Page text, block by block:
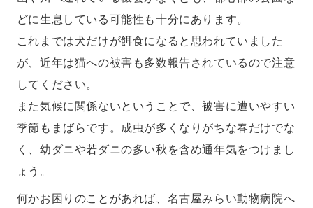
どに生息している可能性も十分にあります。
これまでは犬だけが餌食になると思われていました
が、近年は猫への被害も多数報告されているので注意
してください。
また気候に関係ないということで、被害に遭いやすい
季節もまばらです。成虫が多くなりがちな春だけでな
く、幼ダニや若ダニの多い秋を含め通年気をつけまし
ょう。
何かお困りのことがあれば、名古屋みらい動物病院へ